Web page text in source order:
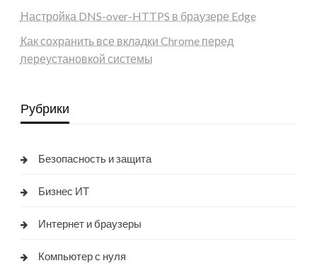
Настройка DNS-over-HTTPS в браузере Edge
Как сохранить все вкладки Chrome перед
переустановкой системы
Рубрики
Безопасность и защита
Бизнес ИТ
Интернет и браузеры
Компьютер с нуля